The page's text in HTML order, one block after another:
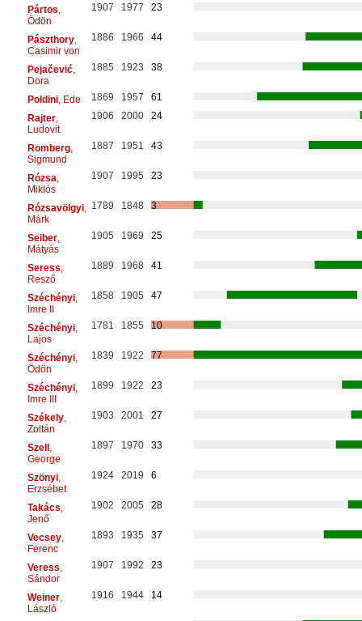
Pártos
Ödön
1907 1977 23
Pászthory,
Casimir von
1886 1966 44
Pejačević,
Dora
1885 1923 38
Poldini, Ede 1869 1957
61
Rajter,
Ludovit
1906 2000 24
Romberg,
Sigmund
1887 1951 43
Rózsa
Miklós
1907 1995 23
Rózsavölgyi,
Márk
1789 1848 3
Seiber,
Mátyás
1905 1969 25
Seress
Resző
1889 1968 41
Széchényi,
Imre II
1858 1905 47
Széchényi,
Lajos
1781 1855 10
Széchényi,
Ödön
1839 1922 77
Széchényi,
Imre III
1899 1922 23
Székely,
Zoltán
1903 2001 27
Szell,
George
1897 1970 33
Szönyi,
Erzsébet
1924 2019 6
Takács
Jenő
1902 2005 28
Vecsey,
Ferenc
1893 1935 37
Veress
Sándor
1907 1992 23
Weiner,
László
1916 1944 14